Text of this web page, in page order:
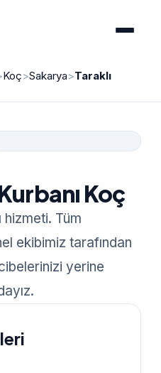
Koç>Sakarya>Taraklı
Koç
hizmeti. Tüm
ekibimiz tarafından
yerine